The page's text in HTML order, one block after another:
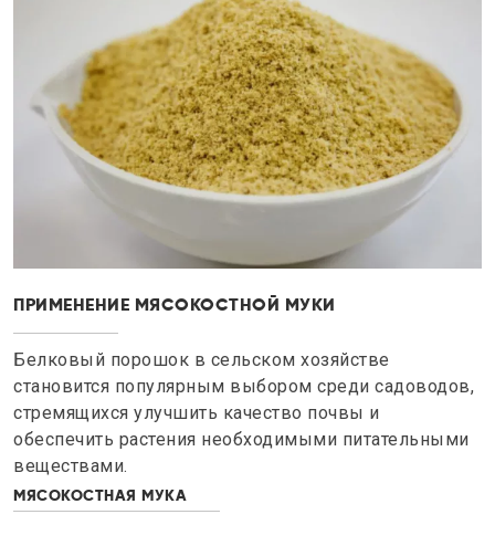
ПРИМЕНЕНИЕ МЯСОКОСТНОЙ МУКИ
Белковый порошок в сельском хозяйстве
становится популярным выбором среди садоводов,
стремящихся улучшить качество почвы и
обеспечить растения необходимыми питательными
веществами.
МЯСОКОСТНАЯ МУКА